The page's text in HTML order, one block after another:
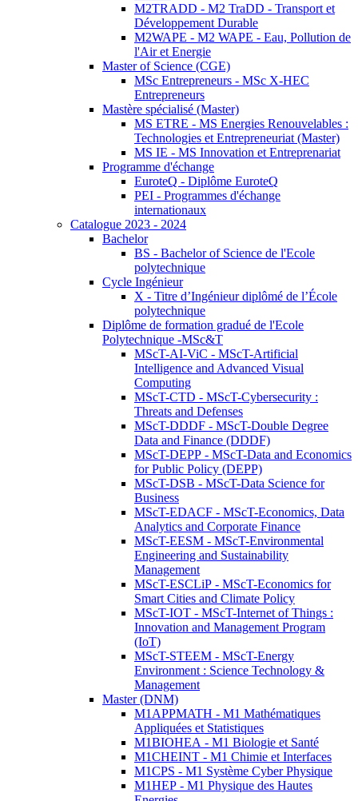
M2TRADD - M2 TraDD - Transport et
Développement Durable
M2WAPE - M2 WAPE - Eau, Pollution de
l'Air et Energie
Master of Science (CGE)
MSc Entrepreneurs - MSc X-HEC
Entrepreneurs
Mastère spécialisé (Master)
MS ETRE - MS Energies Renouvelables :
Technologies et Entrepreneuriat (Master)
MS IE - MS Innovation et Entreprenariat
Programme d'échange
EuroteQ - Diplôme EuroteQ
PEI - Programmes d'échange
internationaux
Catalogue 2023 - 2024
Bachelor
BS - Bachelor of Science de l'Ecole
polytechnique
Cycle Ingénieur
X - Titre d’Ingénieur diplômé de l’École
polytechnique
Diplôme de formation gradué de l'Ecole
Polytechnique -MSc&T
MScT-AI-ViC - MScT-Artificial
Intelligence and Advanced Visual
Computing
MScT-CTD - MScT-Cybersecurity :
Threats and Defenses
MScT-DDDF - MScT-Double Degree
Data and Finance (DDDF)
MScT-DEPP - MScT-Data and Economics
for Public Policy (DEPP)
MScT-DSB - MScT-Data Science for
Business
MScT-EDACF - MScT-Economics, Data
Analytics and Corporate Finance
MScT-EESM - MScT-Environmental
Engineering and Sustainability
Management
MScT-ESCLiP - MScT-Economics for
Smart Cities and Climate Policy
MScT-IOT - MScT-Internet of Things :
Innovation and Management Program
(IoT)
MScT-STEEM - MScT-Energy
Environment : Science Technology &
Management
Master (DNM)
M1APPMATH - M1 Mathématiques
Appliquées et Statistiques
M1BIOHEA - M1 Biologie et Santé
M1CHEINT - M1 Chimie et Interfaces
M1CPS - M1 Système Cyber Physique
M1HEP - M1 Physique des Hautes